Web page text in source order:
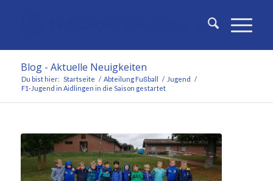
Blog - Aktuelle Neuigkeiten
Du bist hier: Startseite / Abteilung Fußball / Jugend /
F1-Jugend in Aidlingen in die Saison gestartet